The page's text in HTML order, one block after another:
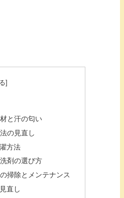
と汗の匂い
の見直し
方法
剤の選び方
掃除とメンテナンス
直し